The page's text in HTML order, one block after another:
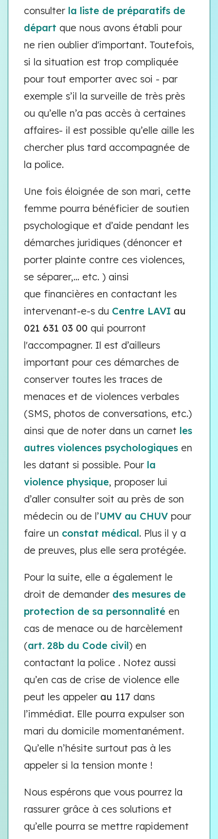
consulter la liste de préparatifs de
départ que nous avons établi pour
ne rien oublier d'important. Toutefois,
si la situation est trop compliquée
pour tout emporter avec soi - par
exemple s’il la surveille de très près
ou qu’elle n’a pas accès à certaines
affaires- il est possible qu’elle aille les
chercher plus tard accompagnée de
la police.
Une fois éloignée de son mari, cette
femme pourra bénéficier de soutien
psychologique et d’aide pendant les
démarches juridiques (dénoncer et
porter plainte contre ces violences,
se séparer,... etc. ) ainsi
que financières en contactant les
intervenant-e-s du Centre LAVI au
021 631 03 00 qui pourront
l'accompagner. Il est d’ailleurs
important pour ces démarches de
conserver toutes les traces de
menaces et de violences verbales
(SMS, photos de conversations, etc.)
ainsi que de noter dans un carnet les
autres violences psychologiques en
les datant si possible. Pour la
violence physique, proposer lui
d’aller consulter soit au près de son
médecin ou de l’UMV au CHUV pour
faire un constat médical. Plus il y a
de preuves, plus elle sera protégée.
Pour la suite, elle a également le
droit de demander des mesures de
protection de sa personnalité en
cas de menace ou de harcèlement
(art. 28b du Code civil) en
contactant la police . Notez aussi
qu’en cas de crise de violence elle
peut les appeler au 117 dans
l’immédiat. Elle pourra expulser son
mari du domicile momentanément.
Qu’elle n’hésite surtout pas à les
appeler si la tension monte !
Nous espérons que vous pourrez la
rassurer grâce à ces solutions et
qu’elle pourra se mettre rapidement